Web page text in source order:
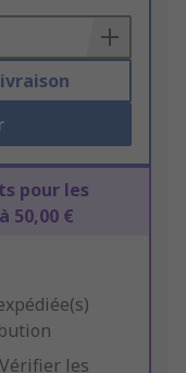
pour les
50,00 €
les